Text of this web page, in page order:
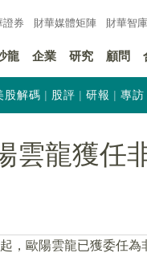
證券 財華媒體矩陣 財華智
龍 企業 研究 顧問
股解碼 股評 研報 專訪
雲龍獲任
，歐陽雲龍已獲委任為